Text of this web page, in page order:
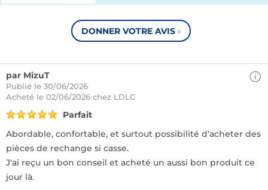
DONNER VOTRE AVIS ›
par MizuT
Publié le 30/06/2026
Acheté le 02/06/2026 chez LDLC
Parfait
Abordable, confortable, et surtout possibilité d'acheter des
pièces de rechange si casse.
J'ai reçu un bon conseil et acheté un aussi bon produit ce
jour là.